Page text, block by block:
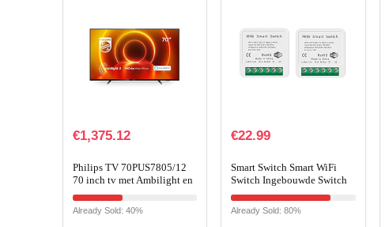
€1,375.12
Philips TV 70PUS7805/12
70 inch tv met Ambilight en
spraakbesturing (4K UHD
LED TV, HDR10+, Dolby
Vision, Dolby Atmos…
Already Sold: 40%
€22.99
Smart Switch Smart WiFi
Switch Ingebouwde Switch
Relay Module
Afstandsbediening met
Smart Life, Google Home,
Already Sold: 80%